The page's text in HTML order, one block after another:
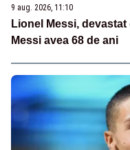
9 aug. 2026, 11:10
Lionel Messi,
Messi avea 68 de ani